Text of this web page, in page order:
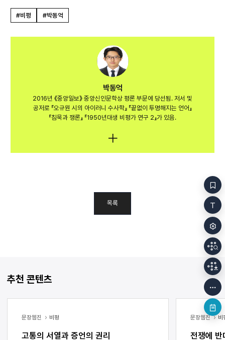
#비평 #박동억
박동억
2016년 《중앙일보》 중앙신인문학상 평론 부문에 당선됨. 저서 및
공저로 『오규원 시의 아이러니 수사학』 『끝없이 투명해지는 언어』
『침묵과 쟁론』 『1950년대생 비평가 연구 2』가 있음.
목록
추천 콘텐츠
문장웹진 비평
고통의 서열과 증언의 권리
문장웹진 비
전쟁에 반